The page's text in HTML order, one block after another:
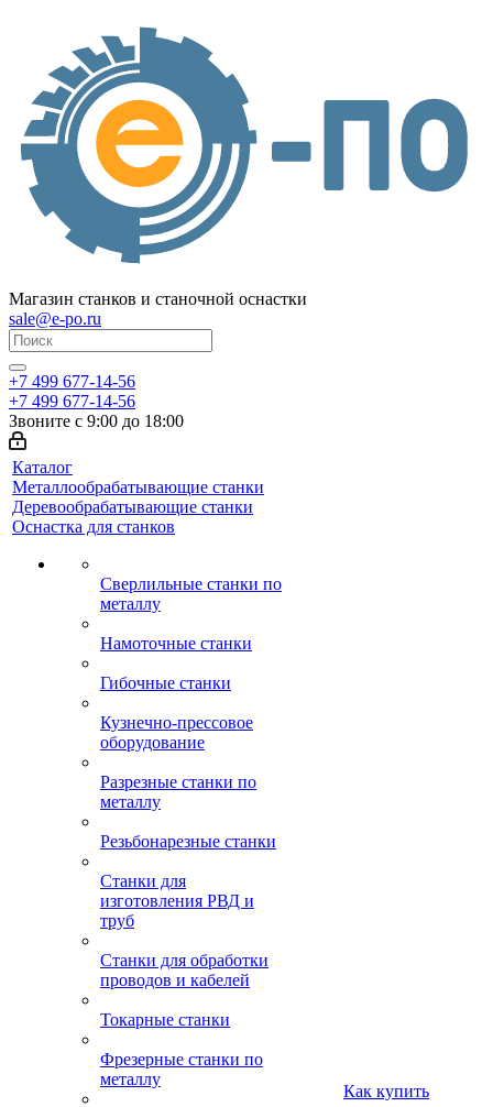
Магазин станков и станочной оснастки
sale@e-po.ru
+7 499 677-14-56
+7 499 677-14-56
Звоните с 9:00 до 18:00
Каталог
Металлообрабатывающие станки
Деревообрабатывающие станки
Оснастка для станков
Сверлильные станки по
металлу
Намоточные станки
Гибочные станки
Кузнечно-прессовое
оборудование
Разрезные станки по
металлу
Резьбонарезные станки
Станки для
изготовления РВД и
труб
Станки для обработки
проводов и кабелей
Токарные станки
Фрезерные станки по
металлу
Как купить